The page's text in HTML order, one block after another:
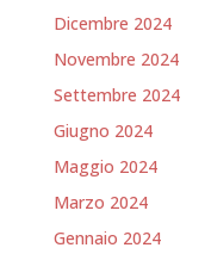
Dicembre 2024
Novembre 2024
Settembre 2024
Giugno 2024
Maggio 2024
Marzo 2024
Gennaio 2024